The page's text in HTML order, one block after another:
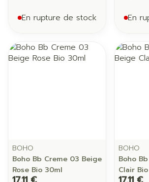
En rupture de stock En
BOHO
Boho Bb Creme 03 Beige
Rose Bio 30ml
BOHO
Boho
Clair